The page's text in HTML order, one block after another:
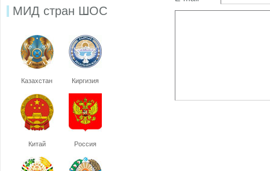
МИД стран ШОС
Казахстан Киргизия
Китай Россия